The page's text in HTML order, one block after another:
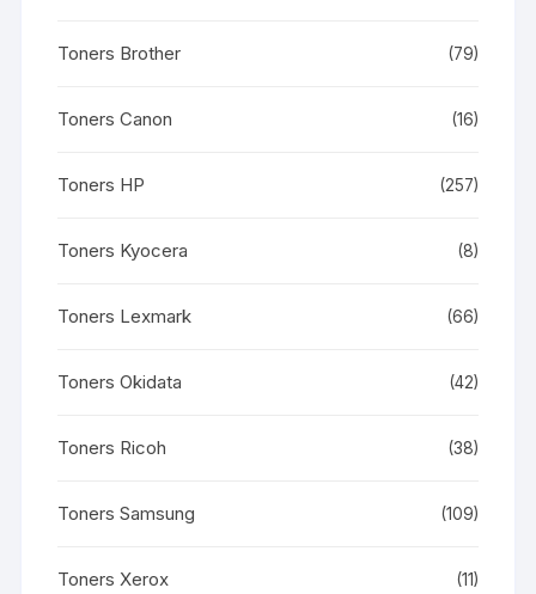
Toners Brother (79)
Toners Canon (16)
Toners HP (257)
Toners Kyocera (8)
Toners Lexmark (66)
Toners Okidata (42)
Toners Ricoh (38)
Toners Samsung (109)
Toners Xerox (11)